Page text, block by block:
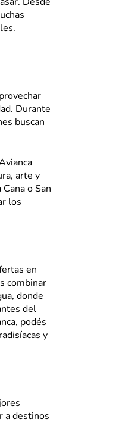
Desde
Durante
buscan
arte y
o San
los
en
combinar
donde
del
podés
y
a destinos